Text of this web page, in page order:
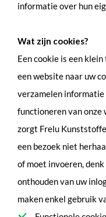
informatie over hun
Wat zijn cookies?
Een cookie is een
een website naar uw
verzamelen
functioneren van onze
zorgt Frelu
een bezoek niet
of moet invoeren,
onthouden van uw
maken enkel gebruik